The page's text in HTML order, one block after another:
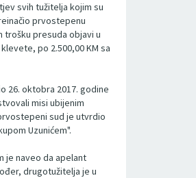
svih tužitelja kojim su
prvostepenu
presuda objavi u
po 2.500,00 KM sa
26. oktobra 2017. godine
misi ubijenim
sud je utvrdio
Uzunićem".
je naveo da apelant
drugotužitelja je u